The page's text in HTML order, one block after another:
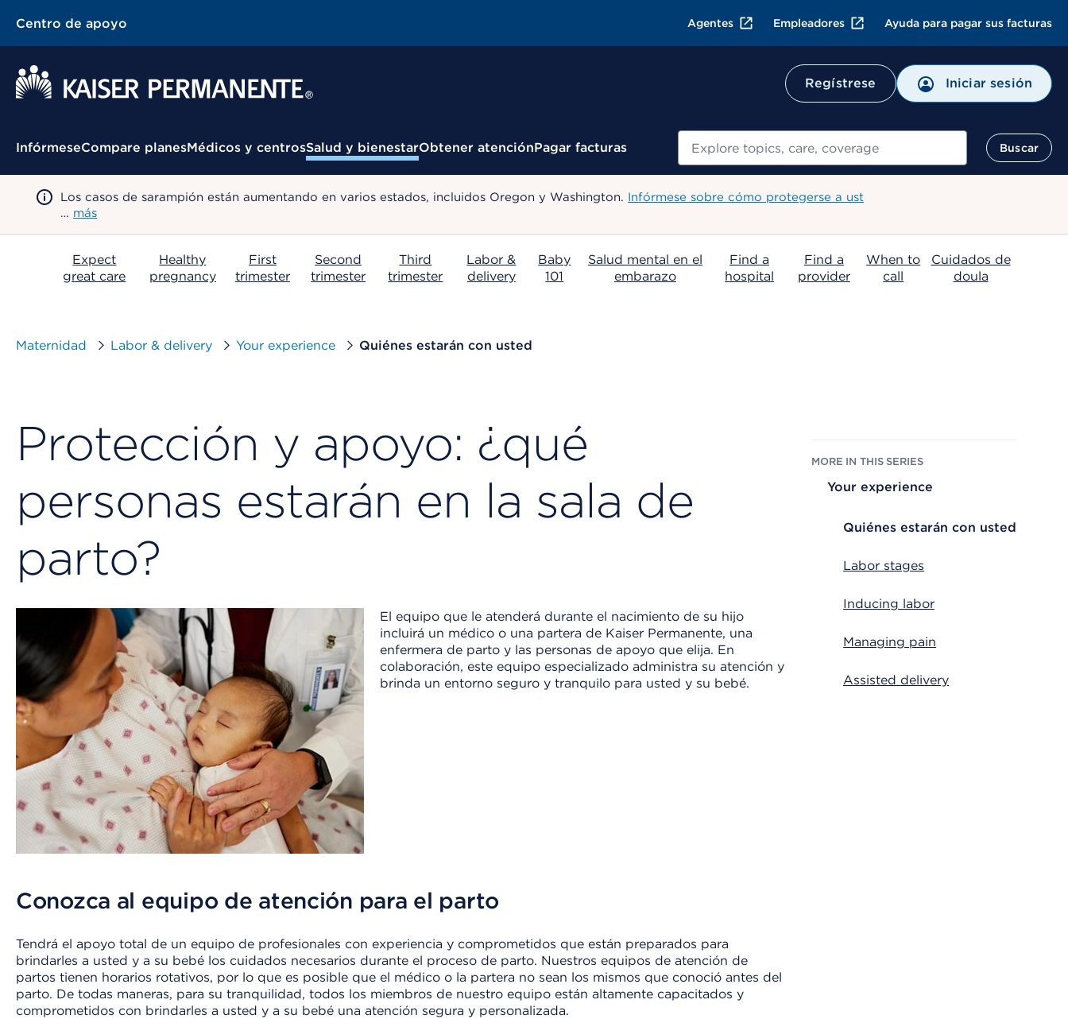
Centro de apoyo Agentes Empleadores Ayuda para pagar sus facturas
Regístrese Iniciar sesión
Menú contextual
InfórmeseCompare planesMédicos y centrosSalud y bienestarObtener atenciónPagar facturas Buscar
Los casos de sarampión están aumentando en varios estados, incluidos Oregon y Washington. Infórmese sobre cómo protegerse a ust
… más
Expect
great care
Healthy
pregnancy
First
trimester
Second
trimester
Third
trimester
Labor &
delivery
Baby
101
Salud mental en el
embarazo
Find a
hospital
Find a
provider
When to
call
Cuidados de
doula
Maternidad Labor & delivery Your experience Quiénes estarán con usted
Protección y apoyo: ¿qué
personas estarán en la sala de
parto?
El equipo que le atenderá durante el nacimiento de su hijo
incluirá un médico o una partera de Kaiser Permanente, una
enfermera de parto y las personas de apoyo que elija. En
colaboración, este equipo especializado administra su atención y
brinda un entorno seguro y tranquilo para usted y su bebé.
Conozca al equipo de atención para el parto
Tendrá el apoyo total de un equipo de profesionales con experiencia y comprometidos que están preparados para
brindarles a usted y a su bebé los cuidados necesarios durante el proceso de parto. Nuestros equipos de atención de
partos tienen horarios rotativos, por lo que es posible que el médico o la partera no sean los mismos que conoció antes del
parto. De todas maneras, para su tranquilidad, todos los miembros de nuestro equipo están altamente capacitados y
comprometidos con brindarles a usted y a su bebé una atención segura y personalizada.
MORE IN THIS SERIES
Your experience
Quiénes estarán con usted
Labor stages
Inducing labor
Managing pain
Assisted delivery